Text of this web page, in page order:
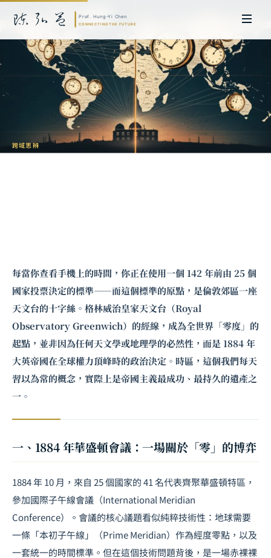
跨域思辨
每當你查看手機上的時間，你正在使用一個 142 年前由 25 個
國家投票決定的標準——而這個標準的原點，是倫敦郊區一座
天文台的十字絲。格林威治皇家天文台（Royal
Observatory Greenwich）的經線，成為全世界「零度」的
起點，並非因為任何天文學或地理學的必然性，而是 1884 年
大英帝國在全球權力頂峰時的政治決定。時區，這個我們每天
習以為常的概念，實際上是帝國主義最成功、最持久的遺產之
一。
一、1884 年華盛頓會議：一場關於「零」的博弈
1884 年 10 月，來自 25 個國家的 41 名代表齊聚華盛頓特區，
參加國際子午線會議（International Meridian
Conference）。會議的核心議題看似純粹技術性：地球需要
一條「本初子午線」（Prime Meridian）作為經度零點，以及
一套統一的時間標準。但在這個技術問題背後，是一場赤裸裸